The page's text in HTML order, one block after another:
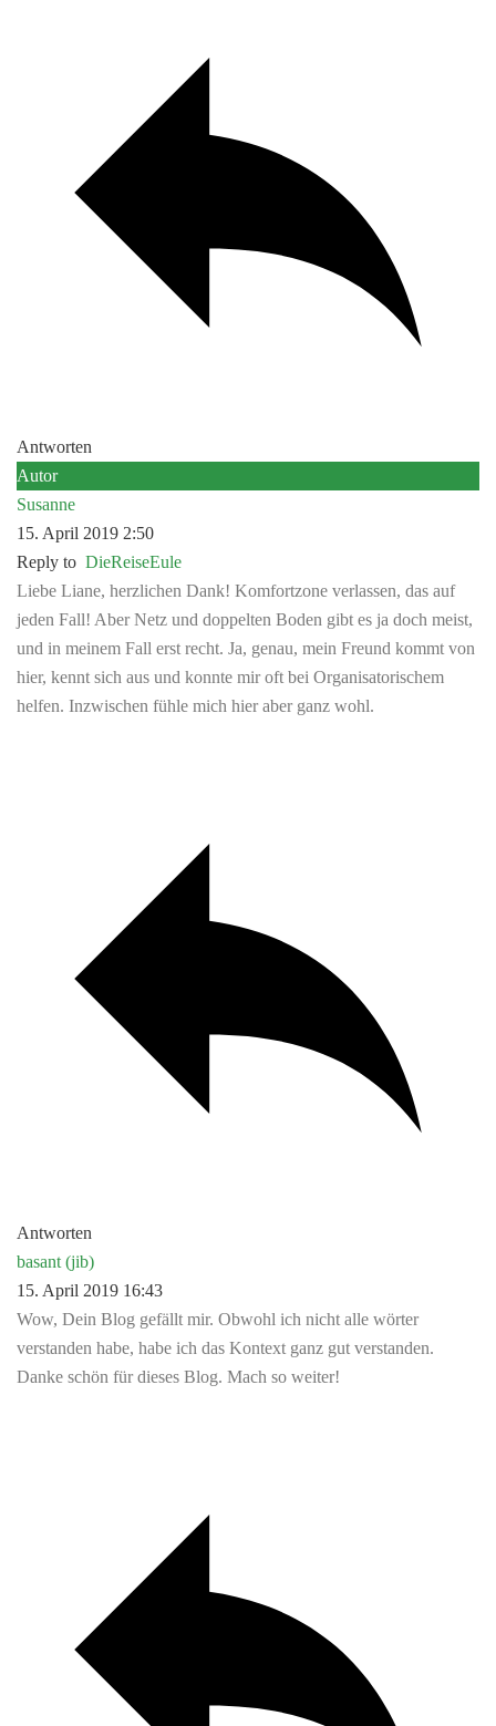
Antworten
Autor
Susanne
15. April 2019 2:50
Reply to DieReiseEule
Liebe Liane, herzlichen Dank! Komfortzone verlassen, das auf
jeden Fall! Aber Netz und doppelten Boden gibt es ja doch meist,
und in meinem Fall erst recht. Ja, genau, mein Freund kommt von
hier, kennt sich aus und konnte mir oft bei Organisatorischem
helfen. Inzwischen fühle mich hier aber ganz wohl.
Antworten
basant (jib)
15. April 2019 16:43
Wow, Dein Blog gefällt mir. Obwohl ich nicht alle wörter
verstanden habe, habe ich das Kontext ganz gut verstanden.
Danke schön für dieses Blog. Mach so weiter!